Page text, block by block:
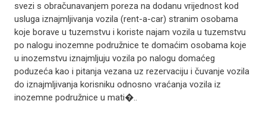
svezi s obračunavanjem poreza na dodanu vrijednost kod
usluga iznajmljivanja vozila (rent-a-car) stranim osobama
koje borave u tuzemstvu i koriste najam vozila u tuzemstvu
po nalogu inozemne podružnice te domaćim osobama koje
u inozemstvu iznajmljuju vozila po nalogu domaćeg
poduzeća kao i pitanja vezana uz rezervaciju i čuvanje vozila
do iznajmljivanja korisniku odnosno vraćanja vozila iz
inozemne podružnice u mati�..